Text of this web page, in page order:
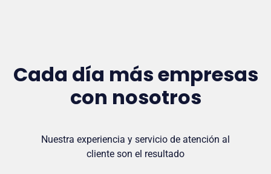
Cada día más empresas
con nosotros
Nuestra experiencia y servicio de atención al
cliente son el resultado